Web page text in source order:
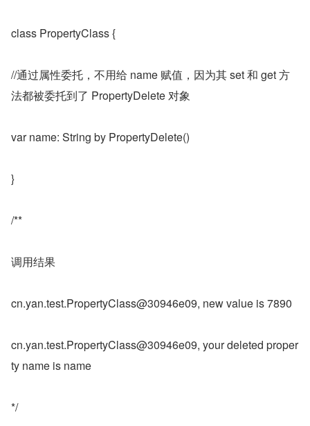
class PropertyClass {
//通过属性委托，不用给 name 赋值，因为其 set 和 get 方
法都被委托到了 PropertyDelete 对象
var name: String by PropertyDelete()
}
/**
调用结果
cn.yan.test.PropertyClass@30946e09, new value is 7890
cn.yan.test.PropertyClass@30946e09, your deleted proper
ty name is name
*/